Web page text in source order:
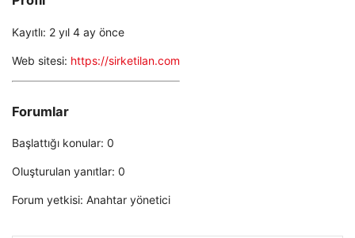
Kayıtlı: 2 yıl 4 ay önce
Web sitesi: https://sirketilan.com
Forumlar
Başlattığı konular: 0
Oluşturulan yanıtlar: 0
Forum yetkisi: Anahtar yönetici